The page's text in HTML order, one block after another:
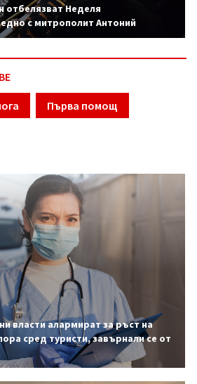
отбелязват Неделя
с митрополит Антоний
Първа помощ
власти алармират за ръст на
сред туристи, завърнали се от